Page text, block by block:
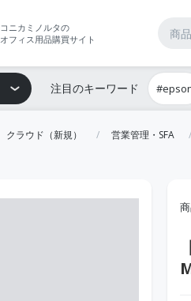
コニカミノルタの
オフィス用品購買サイト
注目のキーワード
クラウド（新規） 営業管理・SFA